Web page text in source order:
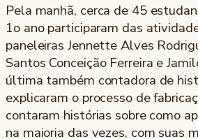
Pela manhã, cerca de 45
1o ano participaram das
paneleiras Jennette Alves
Santos Conceição Ferreira e
última também contadora de
explicaram o processo de
contaram histórias sobre como
na maioria das vezes, com suas